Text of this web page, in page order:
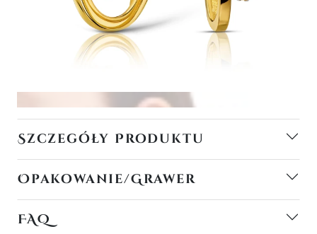
Szczegóły Produktu
Opakowanie/Grawer
FAQ